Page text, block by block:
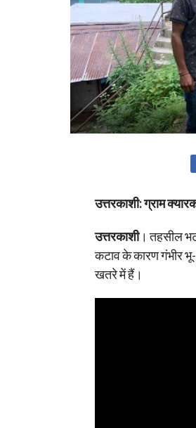
उत्तरकाशी: ग्राम
उत्तरकाशी। तहसील
कटाव के कारण गंभीर
खतरे में हैं।